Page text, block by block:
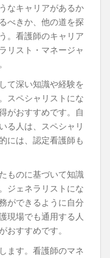
なキャリアがあるか
べきか、他の道を探
。看護師のキャリア
リスト・マネージャ
て深い知識や経験を
スペシャリストにな
がおすすめです。自
る人は、スペシャリ
には、認定看護師も
ものに基づいて知識
ジェネラリストにな
ができるように自分
現場でも通用する人
おすすめです。
ます。看護師のマネ